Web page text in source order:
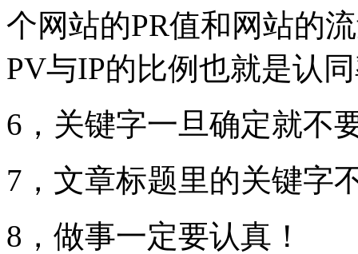
个网站的PR值和网站的
PV与IP的比例也就是认
6，关键字一旦确定就不
7，文章标题里的关键字
8，做事一定要认真！